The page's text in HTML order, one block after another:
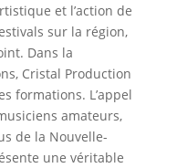
et l’action de
sur la région,
Dans la
Cristal Production
formations. L’appel
amateurs,
de la Nouvelle-
une véritable